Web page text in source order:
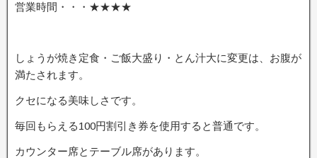
営業時間・・・★★★★
しょうが焼き定食・ご飯大盛り・とん汁大に変更は、お腹が
満たされます。
クセになる美味しさです。
毎回もらえる100円割引き券を使用すると普通です。
カウンター席とテーブル席があります。